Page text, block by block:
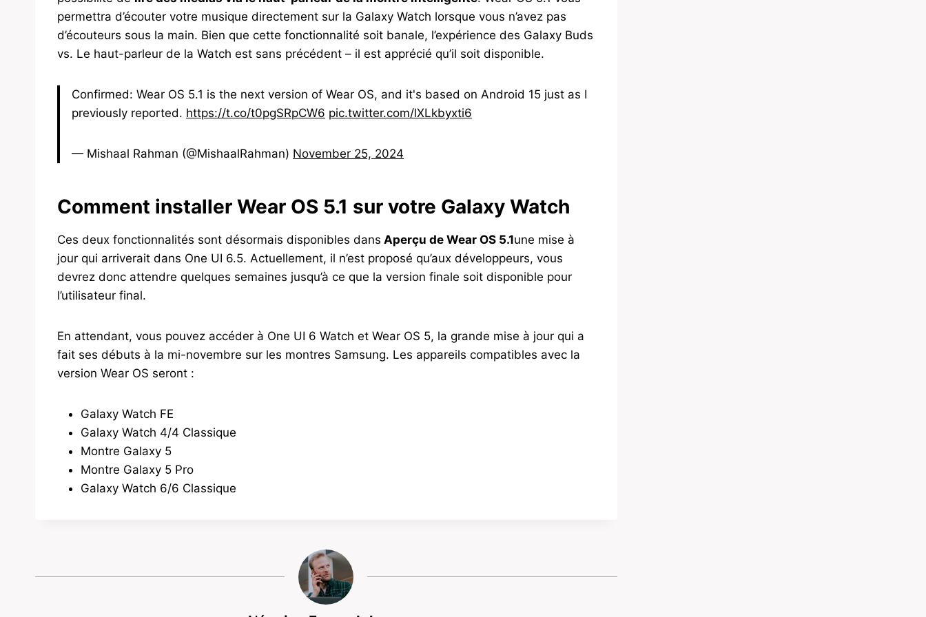
permettra d’écouter votre musique directement sur la Galaxy Watch lorsque vous n’avez pas
d’écouteurs sous la main. Bien que cette fonctionnalité soit banale, l’expérience des Galaxy Buds
vs. Le haut-parleur de la Watch est sans précédent – ​​il est apprécié qu’il soit disponible.
Confirmed: Wear OS 5.1 is the next version of Wear OS, and it's based on Android 15 just as I
previously reported. https://t.co/t0pgSRpCW6 pic.twitter.com/lXLkbyxti6
— Mishaal Rahman (@MishaalRahman) November 25, 2024
Comment installer Wear OS 5.1 sur votre Galaxy Watch
Ces deux fonctionnalités sont désormais disponibles dans Aperçu de Wear OS 5.1une mise à
jour qui arriverait dans One UI 6.5. Actuellement, il n’est proposé qu’aux développeurs, vous
devrez donc attendre quelques semaines jusqu’à ce que la version finale soit disponible pour
l’utilisateur final.
En attendant, vous pouvez accéder à One UI 6 Watch et Wear OS 5, la grande mise à jour qui a
fait ses débuts à la mi-novembre sur les montres Samsung. Les appareils compatibles avec la
version Wear OS seront :
Galaxy Watch FE
Galaxy Watch 4/4 Classique
Montre Galaxy 5
Montre Galaxy 5 Pro
Galaxy Watch 6/6 Classique